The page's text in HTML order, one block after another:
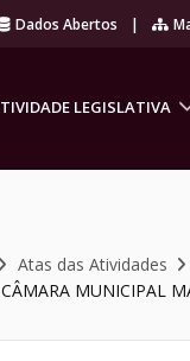
Dados Abertos |
LEGISLATIVA
Atas das Atividades
MUNICIPAL